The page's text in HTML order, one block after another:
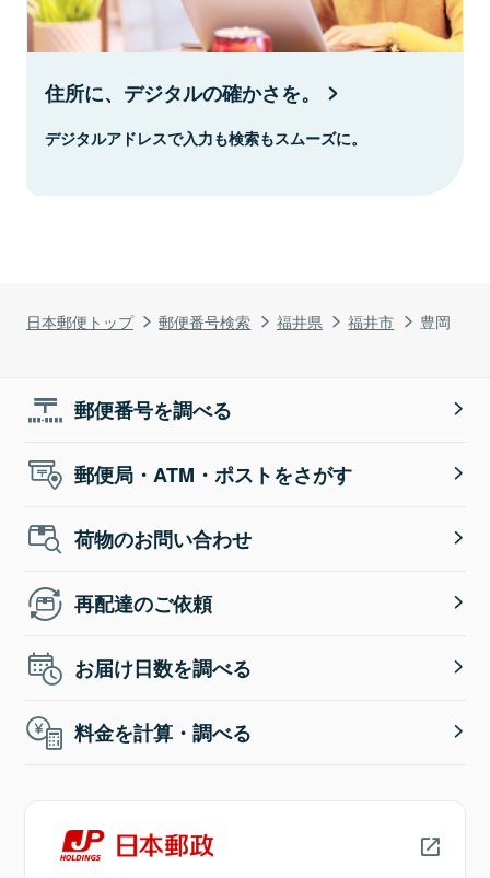
日本郵便トップ 郵便番号検索 福井県 福井市 豊岡
住所に、デジタルの確かさを。
デジタルアドレスで入力も検索もスムーズに。
郵便番号を調べる
郵便局・ATM・ポストをさがす
荷物のお問い合わせ
再配達のご依頼
お届け日数を調べる
料金を計算・調べる